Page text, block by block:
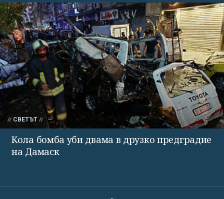
СВЕТЪТ
Кола бомба уби двама в друзко предградие
на Дамаск